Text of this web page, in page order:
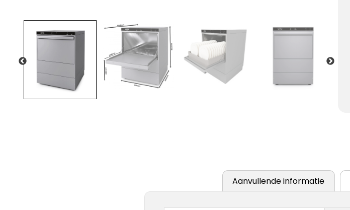
Aanvullende informatie